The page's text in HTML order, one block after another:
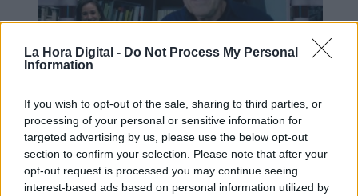
La Hora Digital - Do Not Process My Personal
Information
If you wish to opt-out of the sale, sharing to third parties, or
processing of your personal or sensitive information for
targeted advertising by us, please use the below opt-out
section to confirm your selection. Please note that after your
opt-out request is processed you may continue seeing
interest-based ads based on personal information utilized by
Mario García de Castro: "Todas
estas conquistas siguen siendo un
camino abierto para el mañana"